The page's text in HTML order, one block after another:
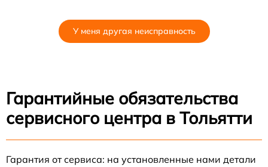
У меня другая неисправность
Гарантийные обязательства
сервисного центра в Тольятти
Гарантия от сервиса: на установленные нами детали